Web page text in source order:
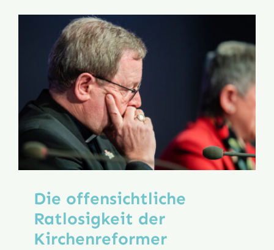
Die offensichtliche
Ratlosigkeit der
Kirchenreformer